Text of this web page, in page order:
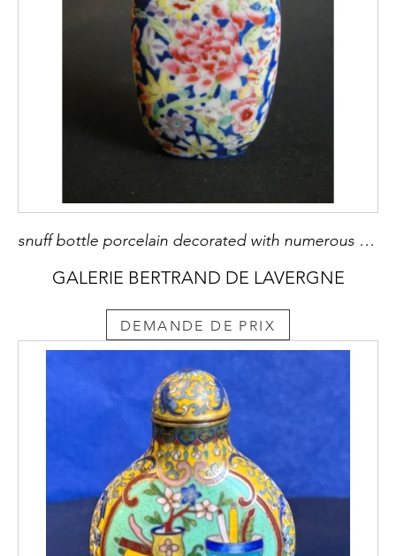
snuff bottle porcelain decorated with numerous flowers - 1900/1930
GALERIE BERTRAND DE LAVERGNE
DEMANDE DE PRIX